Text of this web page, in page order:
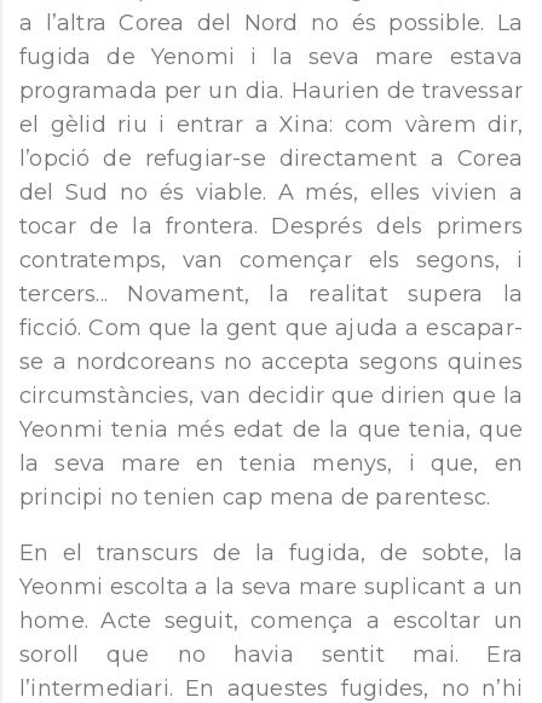
a l’altra Corea del Nord no és possible. La
fugida de Yenomi i la seva mare estava
programada per un dia. Haurien de travessar
el gèlid riu i entrar a Xina: com vàrem dir,
l’opció de refugiar-se directament a Corea
del Sud no és viable. A més, elles vivien a
tocar de la frontera. Després dels primers
contratemps, van començar els segons, i
tercers... Novament, la realitat supera la
ficció. Com que la gent que ajuda a escapar-
se a nordcoreans no accepta segons quines
circumstàncies, van decidir que dirien que la
Yeonmi tenia més edat de la que tenia, que
la seva mare en tenia menys, i que, en
principi no tenien cap mena de parentesc.
En el transcurs de la fugida, de sobte, la
Yeonmi escolta a la seva mare suplicant a un
home. Acte seguit, comença a escoltar un
soroll que no havia sentit mai. Era
l’intermediari. En aquestes fugides, no n’hi